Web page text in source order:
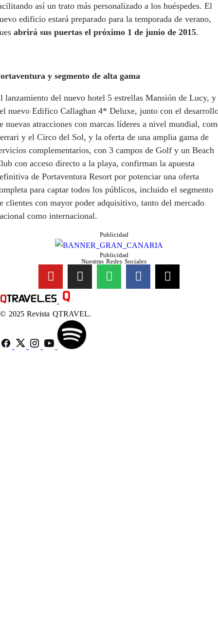
así un trato más personalizado a los huéspedes. El
edificio estará preparado para la temporada de verano,
abrirá sus puertas el próximo 1 de junio de 2015.
y segmento de alta gama
lanzamiento del nuevo hotel 5 estrellas Mansión de Lucy, y
nuevo Edifico Callaghan 4* Deluxe, junto con el
nuevas atracciones con marcas líderes a nivel mundial,
y el Circo del Sol, y la oferta de una amplia gama de
complementarios, con 3 campos de Golf y un Beach
con acceso directo a la playa, confirman la apuesta
de Portaventura Resort por potenciar una oferta
para captar todos los públicos, incluido el segmento
clientes con mayor poder adquisitivo, tanto del mercado
como internacional.
Publicidad
Publicidad
Nuestras Redes Sociales
© 2025 Revista QTRAVEL.